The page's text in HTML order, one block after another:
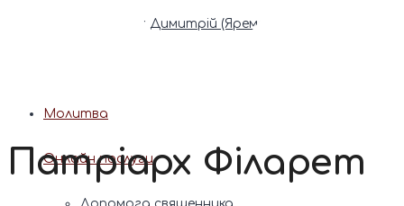
Патріарх Димитрій (Ярема)
Молитва
Онлайн послуги
Патріарх Філарет